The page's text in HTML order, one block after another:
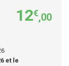
12€,00
et le